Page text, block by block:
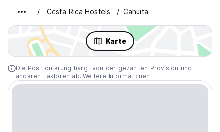
Costa Rica Hostels Cahuita
Karte
Die Positionierung hängt von der gezahlten Provision und
anderen Faktoren ab.Weitere Informationen